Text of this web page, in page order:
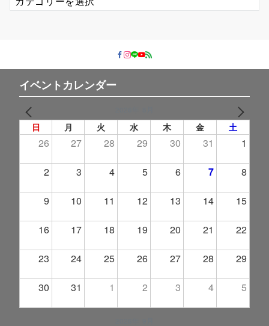
テ
イベントカレンダー
日 月 火 水 木 金 土
26 27 28 29 30 31 1
2 3 4 5 6 7 8
9 10 11 12 13 14 15
16 17 18 19 20 21 22
23 24 25 26 27 28 29
30 31 1 2 3 4 5